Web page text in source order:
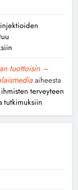
tuottoisin –
aiheesta
terveyteen
tutkimuksiin